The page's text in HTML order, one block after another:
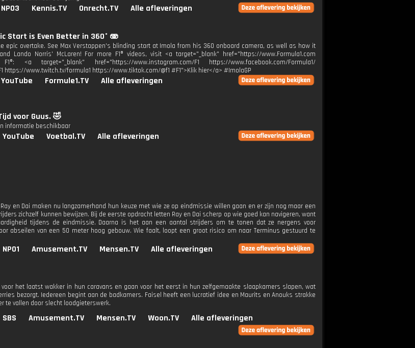
NPO3 Kennis.TV Onrecht.TV Alle afleveringen
Start is Even Better in 360° 🫨
epic overtake. See Max Verstappen's blinding start at Imola from his 360 onboard camera, as well as how it
Lando Norris' McLaren! For more F1® videos, visit <a target="_blank" href="https://www.Formula1.com
<a target="_blank" href="https://www.instagram.com/F1 https://www.facebook.com/Formula1/
https://www.twitch.tv/formula1 https://www.tiktok.com/@f1 #F1">Klik hier</a> #ImolaGP
YouTube Formule1.TV Alle afleveringen
voor Guus. 🤣
informatie beschikbaar
YouTube Voetbal.TV Alle afleveringen
en Dai maken nu langzamerhand hun keuze met wie ze op eindmissie willen gaan en er zijn nog maar een
zichzelf kunnen bewijzen. Bij de eerste opdracht letten Ray en Dai scherp op wie goed kan navigeren, want
tijdens de eindmissie. Daarna is het aan een aantal strijders om te tonen dat ze nergens voor
abseilen van een 50 meter hoog gebouw. Wie faalt, loopt een groot risico om naar Terminus gestuurd te
NPO1 Amusement.TV Mensen.TV Alle afleveringen
voor het laatst wakker in hun caravans en gaan voor het eerst in hun zelfgemaakte slaapkamers slapen, wat
bezorgt. Iedereen begint aan de badkamers. Faisel heeft een lucratief idee en Maurits en Anouks strakke
te vallen door slecht loodgieterswerk.
SBS Amusement.TV Mensen.TV Woon.TV Alle afleveringen